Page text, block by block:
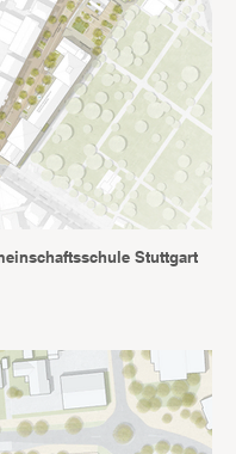
Stuttgart